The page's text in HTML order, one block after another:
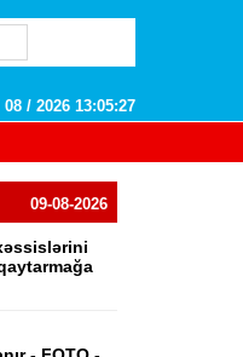
08 / 2026 13:05:28
09-08-2026